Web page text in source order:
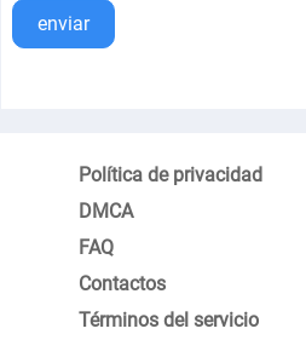
enviar
Política de privacidad
DMCA
FAQ
Contactos
Términos del servicio